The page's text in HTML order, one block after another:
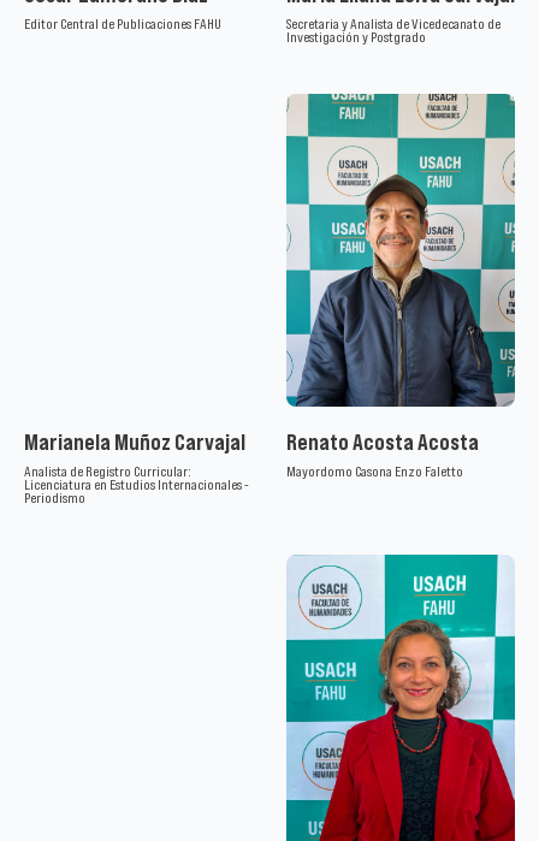
Editor Central de Publicaciones FAHU Secretaria y Analista de Vicedecanato de
Investigación y Postgrado
Marianela Muñoz Carvajal
Analista de Registro Curricular:
Licenciatura en Estudios Internacionales -
Periodismo
Renato Acosta Acosta
Mayordomo Casona Enzo Faletto